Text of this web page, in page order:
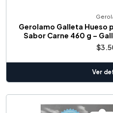
Gerolamo Galleta Hueso
Sabor Carne 460 g –
Ver